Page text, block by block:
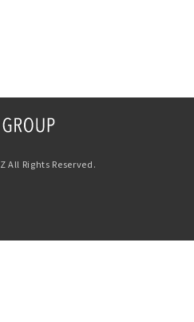
All Rights Reserved.